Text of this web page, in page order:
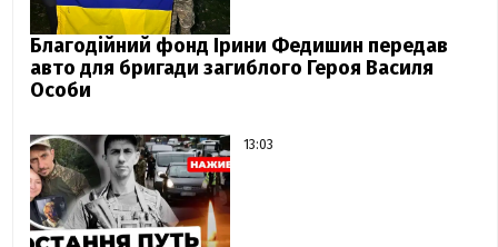
Благодійний фонд Ірини Федишин передав
авто для бригади загиблого Героя Василя
Особи
13:03